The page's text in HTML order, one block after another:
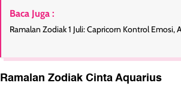
Baca Juga :
Ramalan Zodiak 1 Juli: Capricorn Kontrol Emosi,
Ramalan Zodiak Cinta Aquarius